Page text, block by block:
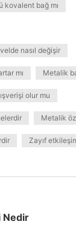
kovalent bağ mı
nasıl değişir
mı Metalik
olur mu
Metalik
Zayıf
Nedir